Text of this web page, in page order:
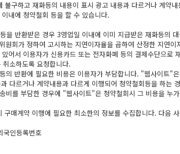
구하고 재화등의 내용이 표시 광고 내용과 다르거나 계약
내에 청약철회 등을 할 수 있습니다.
반환받은 경우 3영업일 이내에 이미 지급받은 재화등의
원회가 정하여 고시하는 지연이자율을 곱하여 산정한 지연이
서 이용자가 신용카드 또는 전자화폐 등의 결제수단으로
소하도록 요청합니다.
반환에 필요한 비용은 이용자가 부담합니다. "웹사이트"
다르거나 계약내용과 다르게 이행되어 청약철회등을 하는
를 부담한 경우에 "웹사이트"은 청약철회시 그 비용을 누
매계약 이행에 필요한 최소한의 정보를 수집합니다. 다음
국인등록번호